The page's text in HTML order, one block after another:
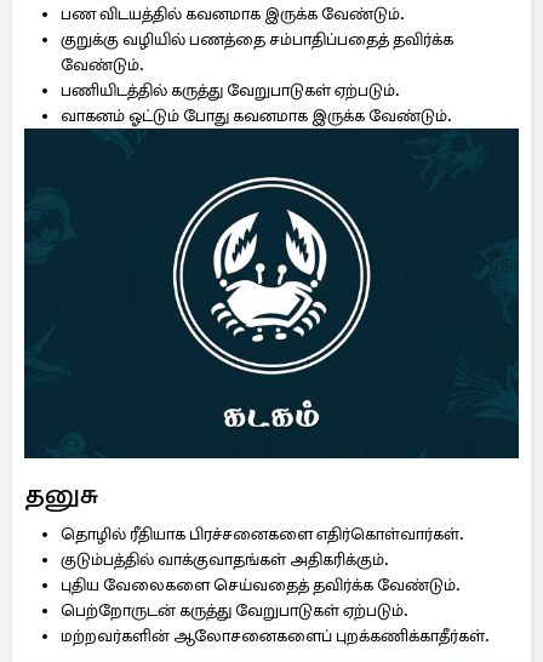
பண விடயத்தில் கவனமாக இருக்க வேண்டும்.
குறுக்கு வழியில் பணத்தை சம்பாதிப்பதைத் தவிர்க்க
வேண்டும்.
பணியிடத்தில் கருத்து வேறுபாடுகள் ஏற்படும்.
வாகனம் ஓட்டும் போது கவனமாக இருக்க வேண்டும்.
தனுசு
தொழில் ரீதியாக பிரச்சனைகளை எதிர்கொள்வார்கள்.
குடும்பத்தில் வாக்குவாதங்கள் அதிகரிக்கும்.
புதிய வேலைகளை செய்வதைத் தவிர்க்க வேண்டும்.
பெற்றோருடன் கருத்து வேறுபாடுகள் ஏற்படும்.
மற்றவர்களின் ஆலோசனைகளைப் புறக்கணிக்காதீர்கள்.